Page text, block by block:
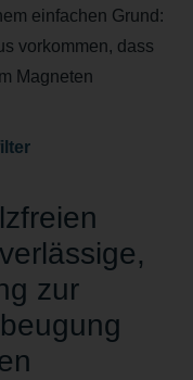
einfachen Grund:
vorkommen, dass
Magneten
zur